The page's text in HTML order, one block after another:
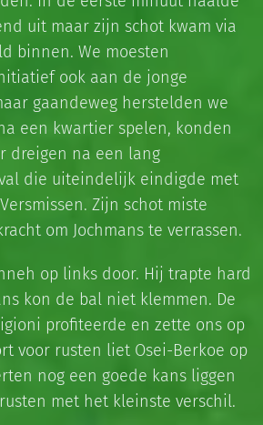
uit maar zijn schot kwam via
binnen. We moesten
ook aan de jonge
gaandeweg herstelden we
een kwartier spelen, konden
dreigen na een lang
die uiteindelijk eindigde met
Zijn schot miste
om Jochmans te verrassen.
op links door. Hij trapte hard
kon de bal niet klemmen. De
profiteerde en zette ons op
voor rusten liet Osei-Berkoe op
nog een goede kans liggen
met het kleinste verschil.